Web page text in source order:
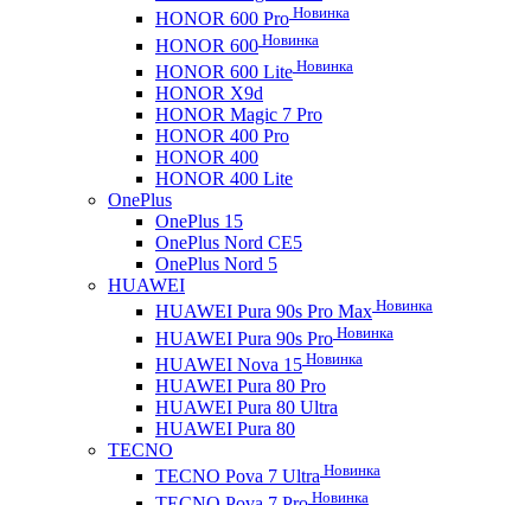
HONOR 600 Pro Новинка
HONOR 600 Новинка
HONOR 600 Lite Новинка
HONOR X9d
HONOR Magic 7 Pro
HONOR 400 Pro
HONOR 400
HONOR 400 Lite
OnePlus
OnePlus 15
OnePlus Nord CE5
OnePlus Nord 5
HUAWEI
HUAWEI Pura 90s Pro Max Новинка
HUAWEI Pura 90s Pro Новинка
HUAWEI Nova 15 Новинка
HUAWEI Pura 80 Pro
HUAWEI Pura 80 Ultra
HUAWEI Pura 80
TECNO
TECNO Pova 7 Ultra Новинка
Новинка